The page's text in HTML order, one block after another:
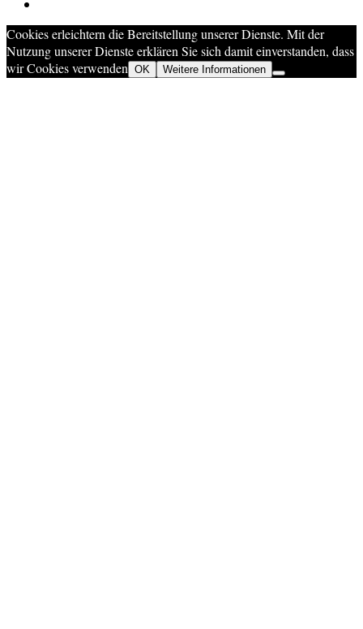
Cookies erleichtern die Bereitstellung unserer Dienste. Mit der
Nutzung unserer Dienste erklären Sie sich damit einverstanden, dass
wir Cookies verwenden OK Weitere Informationen